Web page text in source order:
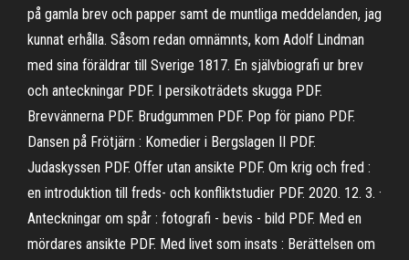
på gamla brev och papper samt de muntliga meddelanden, jag
kunnat erhålla. Såsom redan omnämnts, kom Adolf Lindman
med sina föräldrar till Sverige 1817. En självbiografi ur brev
och anteckningar PDF. I persikoträdets skugga PDF.
Brevvännerna PDF. Brudgummen PDF. Pop för piano PDF.
Dansen på Frötjärn : Komedier i Bergslagen II PDF.
Judaskyssen PDF. Offer utan ansikte PDF. Om krig och fred :
en introduktion till freds- och konfliktstudier PDF. 2020. 12. 3. ·
Anteckningar om spår : fotografi - bevis - bild PDF. Med en
mördares ansikte PDF. Med livet som insats : Berättelsen om